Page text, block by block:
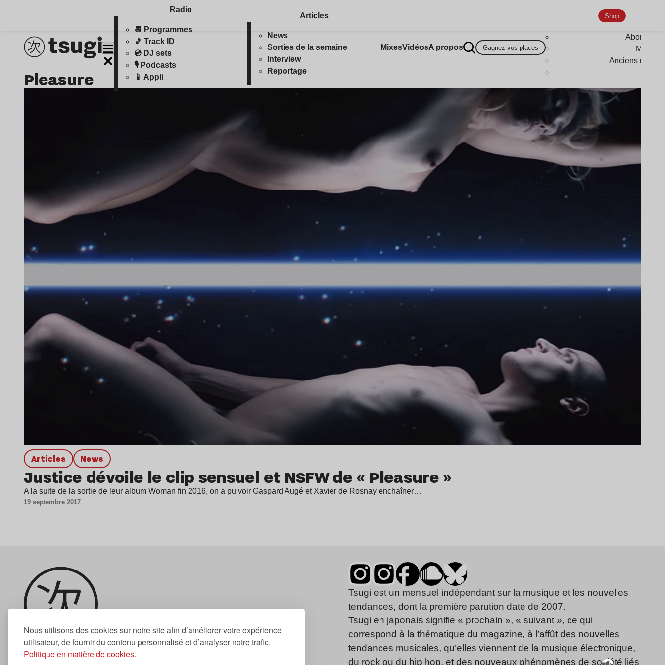
Nous utilisons des cookies sur notre site afin d’améliorer votre expérience
utilisateur, de fournir du contenu personnalisé et d’analyser notre trafic.
Politique en matière de cookies.
Radio
📆 Programmes
🎵 Track ID
💿 DJ sets
🎙️ Podcasts
📱 Appli
Articles
News
Sorties de la semaine
Interview
Reportage
MixesVidéosA propos Gagnez vos places
Shop
Anciens
pleasure
Articles news
Justice dévoile le clip sensuel et NSFW de « Pleasure »
A la suite de la sortie de leur album Woman fin 2016, on a pu voir Gaspard Augé et Xavier de Rosnay enchaîner…
19 septembre 2017
Tsugi est un mensuel indépendant sur la musique et les nouvelles
tendances, dont la première parution date de 2007.
Tsugi en japonais signifie « prochain », « suivant », ce qui
correspond à la thématique du magazine, à l’affût des nouvelles
tendances musicales, qu’elles viennent de la musique électronique,
du rock ou du hip hop, et des nouveaux phénomènes de société liés